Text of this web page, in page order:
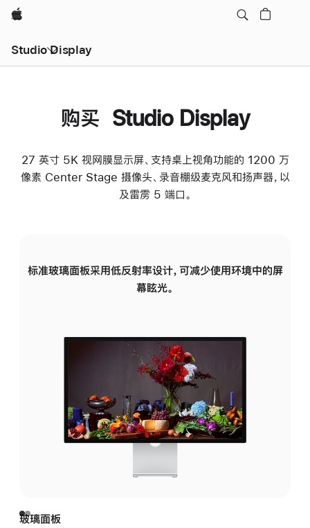
Apple
Studio Display
购买 Studio Display
27 英寸 5K 视网膜显示屏、支持桌上视角功能的 1200 万
像素 Center Stage 摄像头、录音棚级麦克风和扬声器，以
及雷雳 5 端口。
标准玻璃面板采用低反射率设计，可减少使用环境中的屏
幕眩光。
玻璃面板